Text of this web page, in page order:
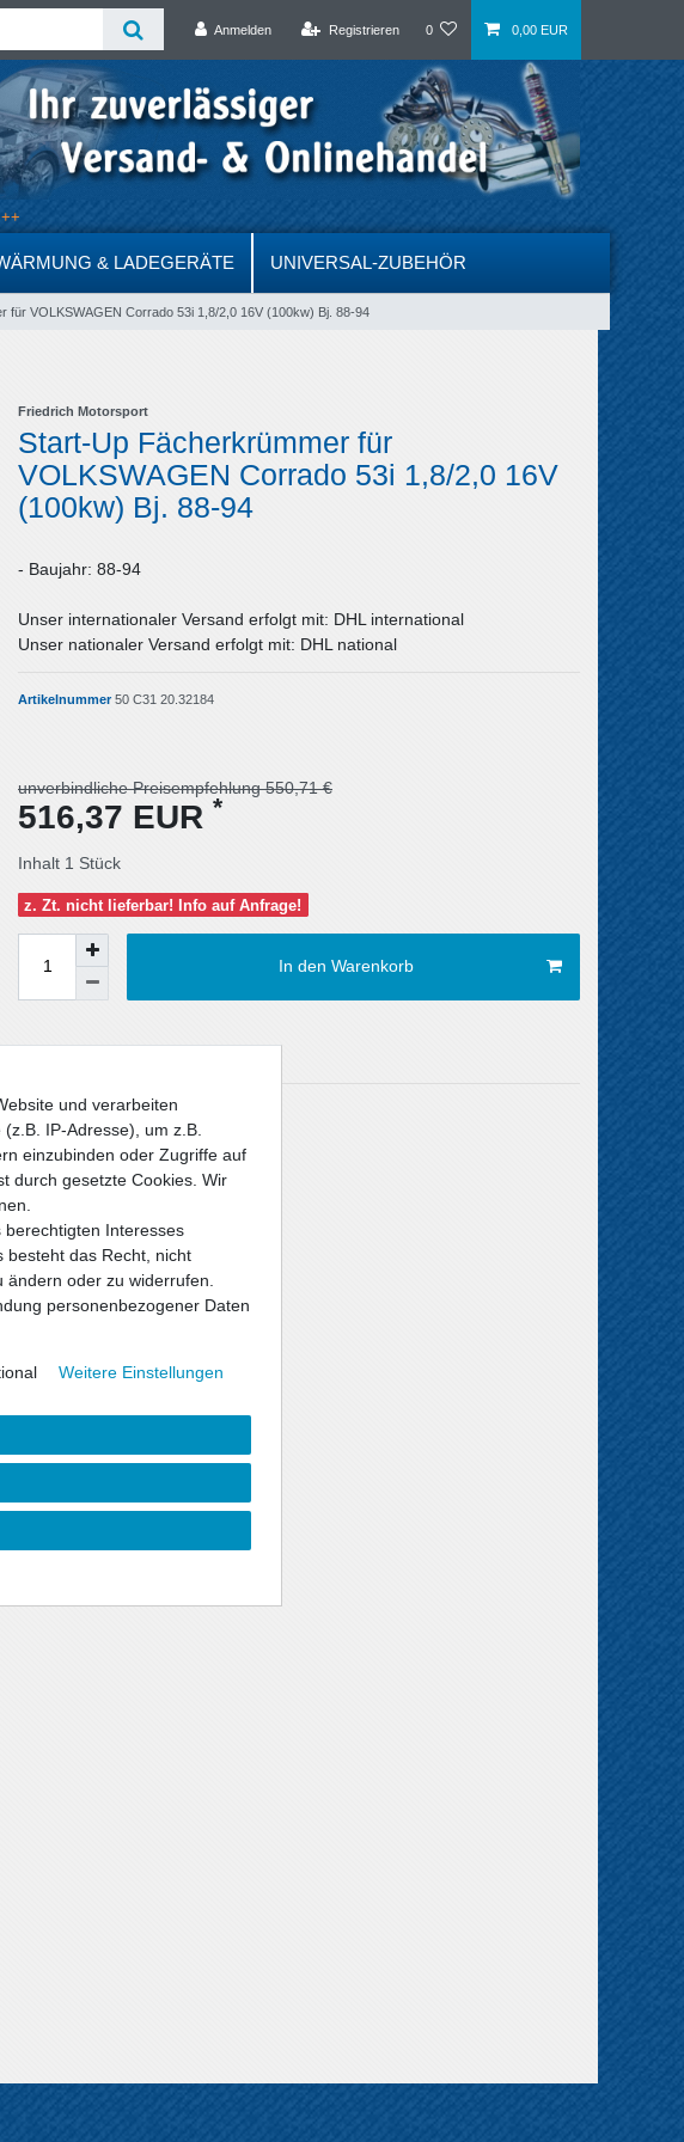
Anmelden Registrieren 0 0,00 EUR
+++
& LADEGERÄTE UNIVERSAL-ZUBEHÖR
für VOLKSWAGEN Corrado 53i 1,8/2,0 16V (100kw) Bj. 88-94
Friedrich Motorsport
Start-Up Fächerkrümmer für
VOLKSWAGEN Corrado 53i 1,8/2,0 16V
(100kw) Bj. 88-94
- Baujahr: 88-94
Unser internationaler Versand erfolgt mit: DHL international
Unser nationaler Versand erfolgt mit: DHL national
Artikelnummer50 C31 20.32184
unverbindliche Preisempfehlung 550,71 €
516,37 EUR *
Inhalt 1 Stück
z. Zt. nicht lieferbar! Info auf Anfrage!
In den Warenkorb
* inkl. ges. MwSt. zzgl.Versandkosten
und verarbeiten
IP-Adresse), um z.B.
einzubinden oder Zugriffe auf
durch gesetzte Cookies. Wir
Interesses
besteht das Recht, nicht
oder zu widerrufen.
personenbezogener Daten
Weitere Einstellungen